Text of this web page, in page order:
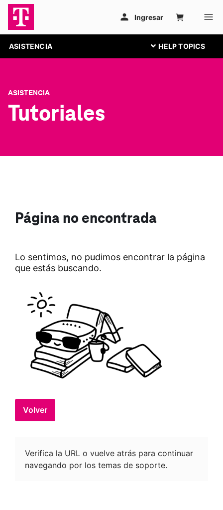
ASISTENCIA
ASISTENCIA
Tutoriales